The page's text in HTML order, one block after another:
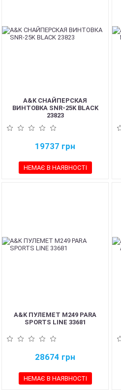
A&K СНАЙПЕРСКАЯ
ВИНТОВКА SNR-25K BLACK
23823
19737 грн
НЕМАЄ В НАЯВНОСТІ
A&K ПУЛЕМЕТ M249 PARA
SPORTS LINE 33681
28674 грн
НЕМАЄ В НАЯВНОСТІ